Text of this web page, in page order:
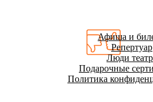
Афиша и
Репертуар
Люди
Подарочные
Политика